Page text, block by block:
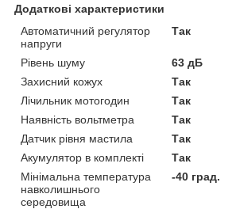
Додаткові характеристики
Автоматичний регулятор
напруги
Так
Рівень шуму
63 дБ
Захисний кожух
Так
Лічильник мотогодин
Так
Наявність вольтметра
Так
Датчик рівня мастила
Так
Акумулятор в комплекті
Так
Мінімальна температура
навколишнього
середовища
-40 град.